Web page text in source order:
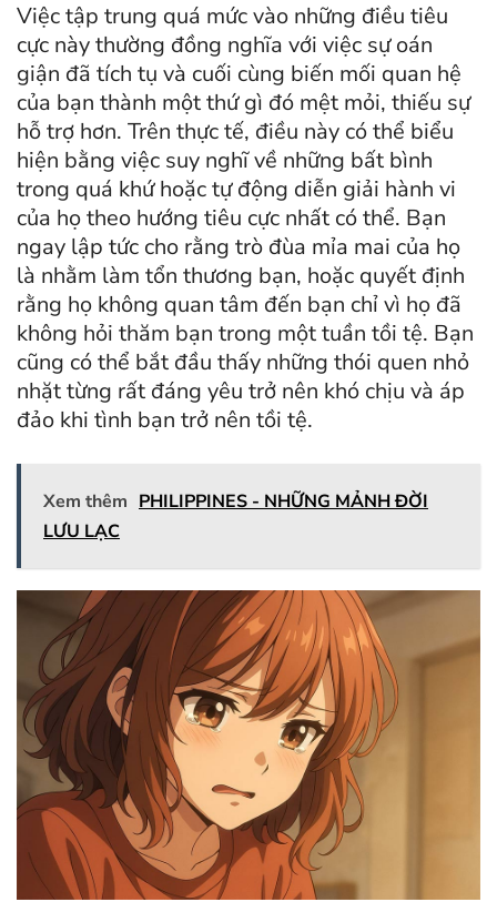
Việc tập trung quá mức vào những điều tiêu
cực này thường đồng nghĩa với việc sự oán
giận đã tích tụ và cuối cùng biến mối quan hệ
của bạn thành một thứ gì đó mệt mỏi, thiếu sự
hỗ trợ hơn. Trên thực tế, điều này có thể biểu
hiện bằng việc suy nghĩ về những bất bình
trong quá khứ hoặc tự động diễn giải hành vi
của họ theo hướng tiêu cực nhất có thể. Bạn
ngay lập tức cho rằng trò đùa mỉa mai của họ
là nhằm làm tổn thương bạn, hoặc quyết định
rằng họ không quan tâm đến bạn chỉ vì họ đã
không hỏi thăm bạn trong một tuần tồi tệ. Bạn
cũng có thể bắt đầu thấy những thói quen nhỏ
nhặt từng rất đáng yêu trở nên khó chịu và áp
đảo khi tình bạn trở nên tồi tệ.
Xem thêm PHILIPPINES - NHỮNG MẢNH ĐỜI
LƯU LẠC